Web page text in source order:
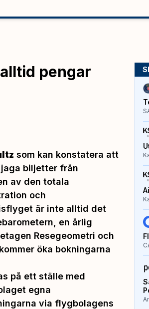
pengar
som kan konstatera att
biljetter från
av den totala
och
är inte alltid det
en årlig
Resegeometri och
öka bokningarna
på ett ställe med
egna
via flygbolagens